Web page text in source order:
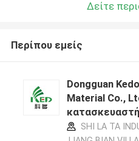
Δείτε
Περίπου εμείς
Dongguan
Material Co.,
κατασκευαστή
SHI LA TA